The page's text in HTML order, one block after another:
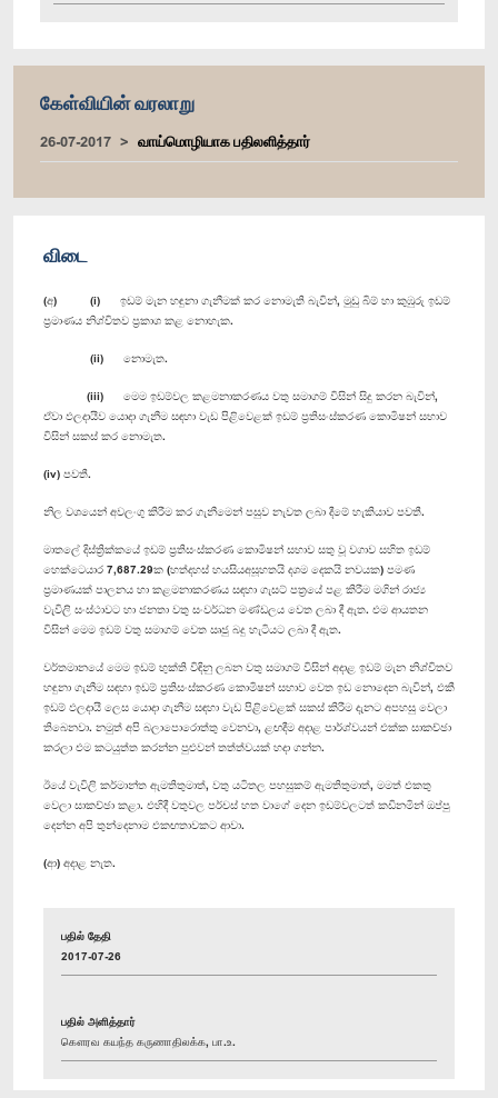
கேள்வியின் வரலாறு
26-07-2017 வாய்மொழியாக பதிலளித்தார்
விடை
(අ) (i) ඉඩම් මැන හඳුනා ගැනීමක් කර නොමැති බැවින්, මුඩු බිම් හා කුඹුරු ඉඩම්
ප්‍රමාණය නිශ්චිතව ප්‍රකාශ කළ නොහැක.
(ii) නොමැත.
(iii) මෙම ඉඩම්වල කළමනාකරණය වතු සමාගම් විසින් සිදු කරන බැවින්,
ඒවා ඵලදායීව යොදා ගැනීම සඳහා වැඩ පිළිවෙළක් ඉඩම් ප්‍රතිසංස්කරණ කොමිෂන් සභාව
විසින් සකස් කර නොමැත.
(iv) පවතී.
නිල වශයෙන් අවලංගු කිරීම කර ගැනීමෙන් පසුව නැවත ලබා දීමේ හැකියාව පවතී.
මාතලේ දිස්ත්‍රික්කයේ ඉඩම් ප්‍රතිසංස්කරණ කොමිෂන් සභාව සතු වූ වගාව සහිත ඉඩම්
හෙක්ටෙයාර 7,687.29ක (හත්දහස් හයසියඅසූහතයි දශම දෙකයි නවයක) පමණ
ප්‍රමාණයක් පාලනය හා කළමනාකරණය සඳහා ගැසට් පත්‍රයේ පළ කිරීම මගින් රාජ්‍ය
වැවිලි සංස්ථාවට හා ජනතා වතු සංවර්ධන මණ්ඩලය වෙත ලබා දී ඇත. එම ආයතන
විසින් මෙම ඉඩම් වතු සමාගම් වෙත ඍජු බදු හැටියට ලබා දී ඇත.
වර්තමානයේ මෙම ඉඩම් භුක්ති විඳිනු ලබන වතු සමාගම් විසින් අදාළ ඉඩම් මැන නිශ්චිතව
හඳුනා ගැනීම සඳහා ඉඩම් ප්‍රතිසංස්කරණ කොමිෂන් සභාව වෙත ඉඩ නොදෙන බැවින්, එකී
ඉඩම් ඵලදායී ලෙස යොදා ගැනීම සඳහා වැඩ පිළිවෙළක් සකස් කිරීම දැනට අපහසු වෙලා
තිබෙනවා. නමුත් අපි බලාපොරොත්තු වෙනවා, ළඟදීම අදාළ පාර්ශ්වයන් එක්ක සාකච්ඡා
කරලා එම කටයුත්ත කරන්න පුළුවන් තත්ත්වයක් හදා ගන්න.
ඊයේ වැවිලි කර්මාන්ත ඇමතිතුමාත්, වතු යටිතල පහසුකම් ඇමතිතුමාත්, මමත් එකතු
වෙලා සාකච්ඡා කළා. එහිදී වතුවල පර්චස් හත වාගේ දෙන ඉඩම්වලටත් කඩිනමින් ඔප්පු
දෙන්න අපි තුන්දෙනාම එකඟතාවකට ආවා.
(ආ) අදාළ නැත.
பதில் தேதி
2017-07-26
பதில் அளித்தார்
கௌரவ கயந்த கருணாதிலக்க, பா.உ.